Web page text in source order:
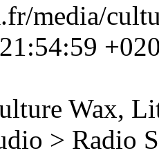
media/
Wax,
> Radio